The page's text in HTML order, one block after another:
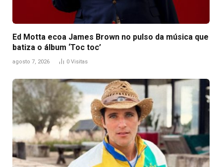
Ed Motta ecoa James Brown no pulso da música que
batiza o álbum ‘Toc toc’
agosto 7, 2026 0 Visitas